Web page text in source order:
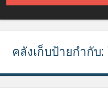
คลังเก็บป้ายกำกับ: